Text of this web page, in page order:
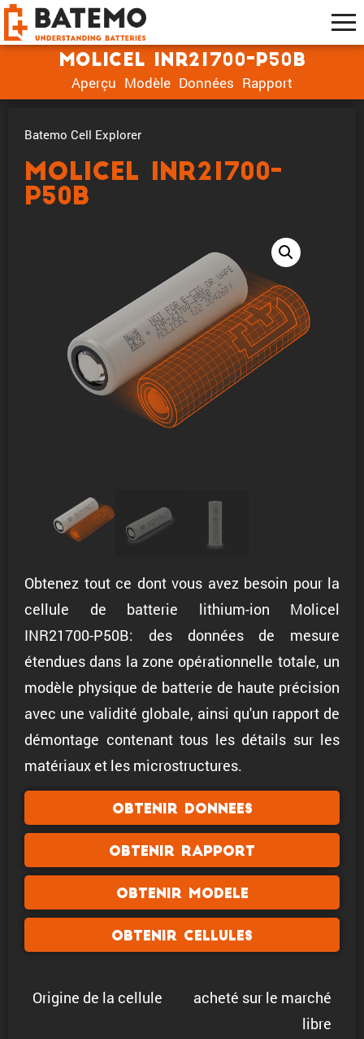
Molicel INR21700-P50B
Aperçu Modèle Données Rapport
Batemo Cell Explorer
Molicel INR21700-
P50B
Obtenez tout ce dont vous avez besoin pour la
cellule de batterie lithium-ion Molicel
INR21700-P50B: des données de mesure
étendues dans la zone opérationnelle totale, un
modèle physique de batterie de haute précision
avec une validité globale, ainsi qu'un rapport de
démontage contenant tous les détails sur les
matériaux et les microstructures.
Obtenir donnees
Obtenir rapport
Obtenir modele
Obtenir cellules
Origine de la cellule
acheté sur le marché
libre